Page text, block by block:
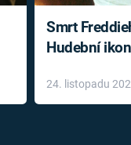
Smrt
Hudební
léky
24. listopadu